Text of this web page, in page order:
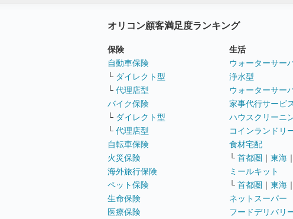
オリコン顧客満足度ランキング
保険
自動車保険
└ ダイレクト型
└ 代理店型
バイク保険
└ ダイレクト型
└ 代理店型
自転車保険
火災保険
海外旅行保険
ペット保険
生命保険
医療保険
生活
ウォーターサー
浄水型
ウォーターサー
家事代行サービ
ハウスクリーニ
コインランドリ
食材宅配
└ 首都圏 ｜ 東海 ｜
ミールキット
└ 首都圏 ｜ 東海 ｜
ネットスーパー
フードデリバリ